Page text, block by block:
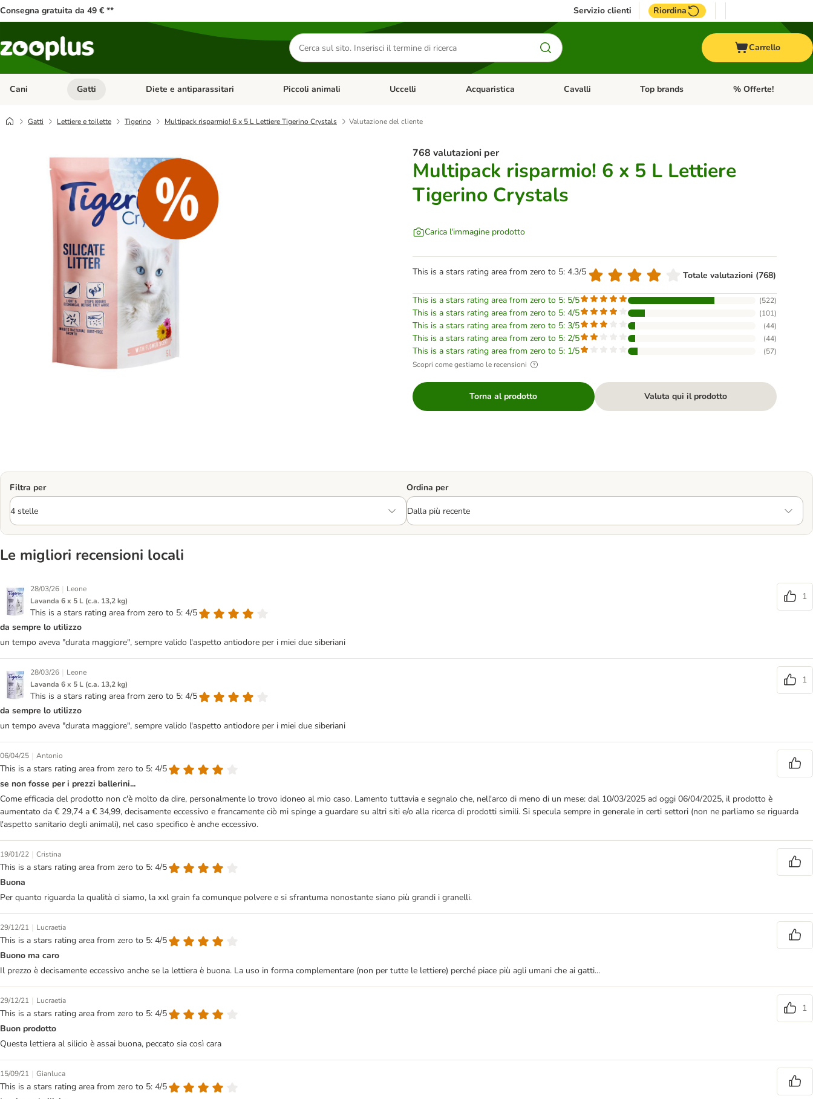
Consegna gratuita da 49 € ** Servizio clienti Riordina
Cerca
prodotti
Carrello
Cani Apri Menu Categoria: Cani
Gatti Apri Menu Categoria: Gatti
Diete e antiparassitari Apri Menu Categoria: Diete e antiparassitari
Piccoli animali Apri Menu Categoria: Piccoli animali
Uccelli Apri Menu Categoria: Uccelli
Acquaristica Apri Menu Categoria: Acquaristica
Cavalli Apri Menu Categoria: Cavalli
Top brands Apri Menu Categoria:
% Offerte!
Gatti Lettiere e toilette Tigerino Multipack risparmio! 6 x 5 L Lettiere Tigerino Crystals Valutazione del cliente
768 valutazioni per
Multipack risparmio! 6 x 5 L Lettiere
Tigerino Crystals
Carica l'immagine prodotto
This is a stars rating area from zero to 5: 4.3/5 Totale valutazioni (768)
This is a stars rating area from zero to 5: 5/5 (522)
This is a stars rating area from zero to 5: 4/5 (101)
This is a stars rating area from zero to 5: 3/5 (44)
This is a stars rating area from zero to 5: 2/5 (44)
This is a stars rating area from zero to 5: 1/5 (57)
Scopri come gestiamo le recensioni
Torna al prodotto Valuta qui il prodotto
Filtra per Ordina per
Le migliori recensioni locali
28/03/26 | Leone
Lavanda 6 x 5 L (c.a. 13,2 kg)
This is a stars rating area from zero to 5: 4/5
1
da sempre lo utilizzo
un tempo aveva "durata maggiore", sempre valido l'aspetto antiodore per i miei due siberiani
28/03/26 | Leone
Lavanda 6 x 5 L (c.a. 13,2 kg)
This is a stars rating area from zero to 5: 4/5
1
da sempre lo utilizzo
un tempo aveva "durata maggiore", sempre valido l'aspetto antiodore per i miei due siberiani
06/04/25 | Antonio
This is a stars rating area from zero to 5: 4/5
se non fosse per i prezzi ballerini...
Come efficacia del prodotto non c'è molto da dire, personalmente lo trovo idoneo al mio caso. Lamento tuttavia e segnalo che, nell'arco di meno di un mese: dal 10/03/2025 ad oggi 06/04/2025, il prodotto è
aumentato da € 29,74 a € 34,99, decisamente eccessivo e francamente ciò mi spinge a guardare su altri siti e/o alla ricerca di prodotti simili. Si specula sempre in generale in certi settori (non ne parliamo se riguarda
l'aspetto sanitario degli animali), nel caso specifico è anche eccessivo.
19/01/22 | Cristina
This is a stars rating area from zero to 5: 4/5
Buona
Per quanto riguarda la qualità ci siamo, la xxl grain fa comunque polvere e si sfrantuma nonostante siano più grandi i granelli.
29/12/21 | Lucraetia
This is a stars rating area from zero to 5: 4/5
Buono ma caro
Il prezzo è decisamente eccessivo anche se la lettiera è buona. La uso in forma complementare (non per tutte le lettiere) perché piace più agli umani che ai gatti...
29/12/21 | Lucraetia
This is a stars rating area from zero to 5: 4/5
1
Buon prodotto
Questa lettiera al silicio è assai buona, peccato sia così cara
15/09/21 | Gianluca
This is a stars rating area from zero to 5: 4/5